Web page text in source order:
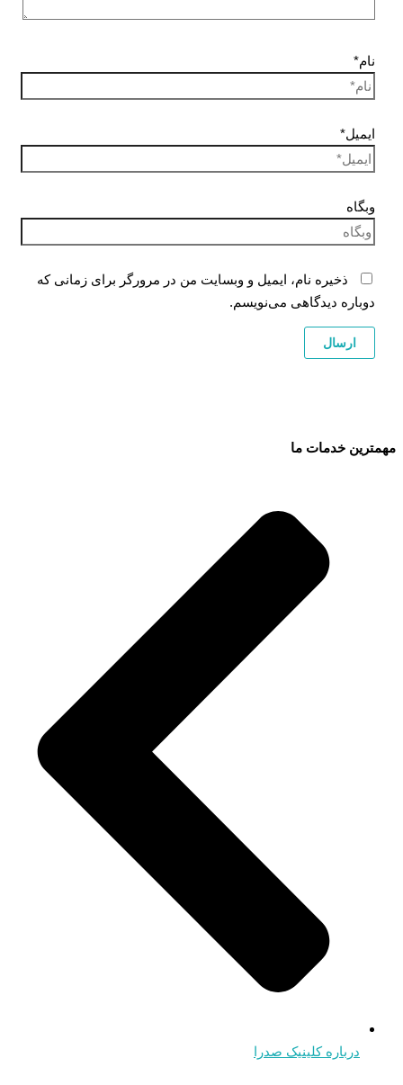
نام*
ایمیل*
وبگاه
ذخیره نام، ایمیل و وبسایت من در مرورگر برای زمانی که
دوباره دیدگاهی می‌نویسم.
مهمترین خدمات ما
درباره کلینیک صدرا